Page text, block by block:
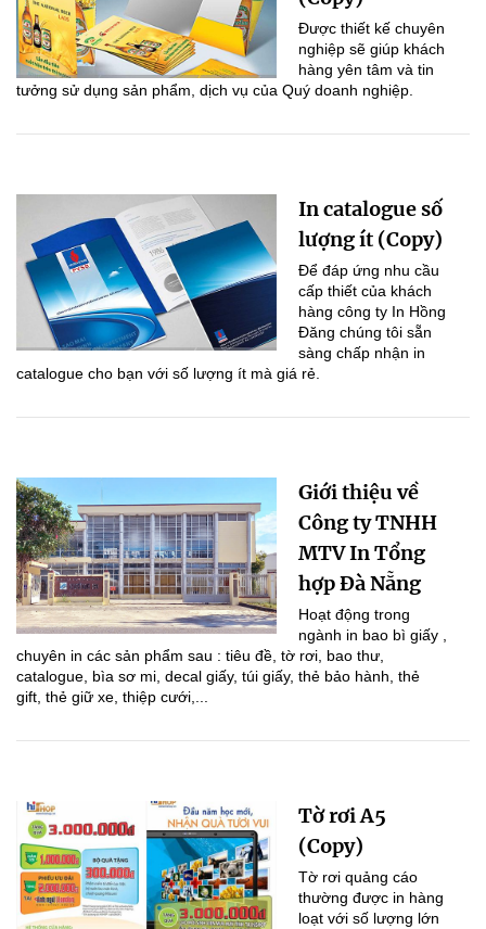
Được thiết kế chuyên
nghiệp sẽ giúp khách
hàng yên tâm và tin
tưởng sử dụng sản phẩm, dịch vụ của Quý doanh nghiệp.
In catalogue số
lượng ít (Copy)
Để đáp ứng nhu cầu
cấp thiết của khách
hàng công ty In Hồng
Đăng chúng tôi sẵn
sàng chấp nhận in
catalogue cho bạn với số lượng ít mà giá rẻ.
Giới thiệu về
Công ty TNHH
MTV In Tổng
hợp Đà Nẵng
Hoạt động trong
ngành in bao bì giấy ,
chuyên in các sản phẩm sau : tiêu đề, tờ rơi, bao thư,
catalogue, bìa sơ mi, decal giấy, túi giấy, thẻ bảo hành, thẻ
gift, thẻ giữ xe, thiệp cưới,...
Tờ rơi A5
(Copy)
Tờ rơi quảng cáo
thường được in hàng
loạt với số lượng lớn